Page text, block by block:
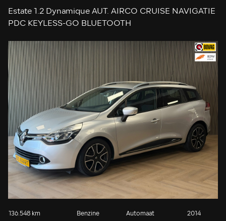
Estate 1.2 Dynamique AUT. AIRCO CRUISE NAVIGATIE
PDC KEYLESS-GO BLUETOOTH
136.548 km Benzine Automaat 2014